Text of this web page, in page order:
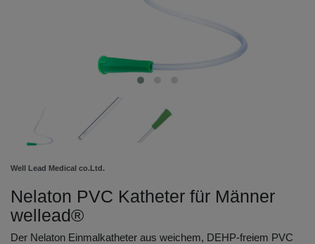
Well Lead Medical co.Ltd.
Nelaton PVC Katheter für Männer
wellead®
Der Nelaton Einmalkatheter aus weichem, DEHP-freiem PVC